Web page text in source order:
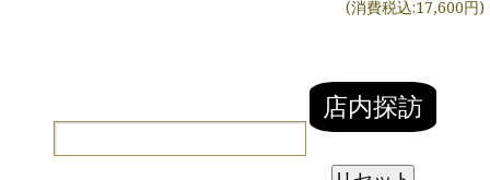
(消費税込:17,600円)